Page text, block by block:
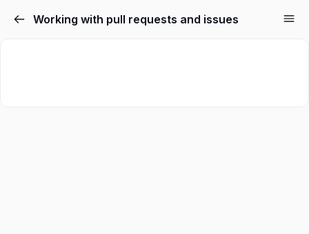
Working with pull requests and issues